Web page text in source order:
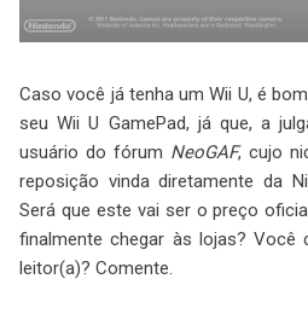
Caso você já tenha um Wii U, é
seu Wii U GamePad, já que, a
usuário do fórum NeoGAF, cujo
reposição vinda diretamente da
Será que este vai ser o preço
finalmente chegar às lojas? Você
leitor(a)? Comente.